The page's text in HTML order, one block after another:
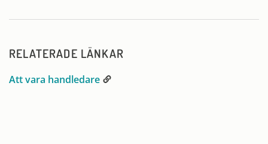
RELATERADE LÄNKAR
Att vara handledare